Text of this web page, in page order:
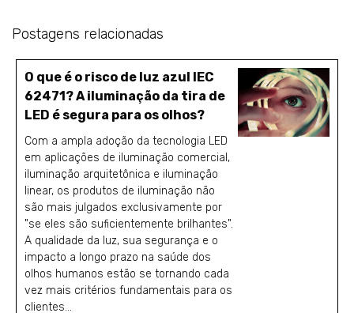
Postagens relacionadas
O que é o risco de luz azul IEC
62471? A iluminação da tira de
LED é segura para os olhos?
Com a ampla adoção da tecnologia LED
em aplicações de iluminação comercial,
iluminação arquitetônica e iluminação
linear, os produtos de iluminação não
são mais julgados exclusivamente por
"se eles são suficientemente brilhantes".
A qualidade da luz, sua segurança e o
impacto a longo prazo na saúde dos
olhos humanos estão se tornando cada
vez mais critérios fundamentais para os
clientes...